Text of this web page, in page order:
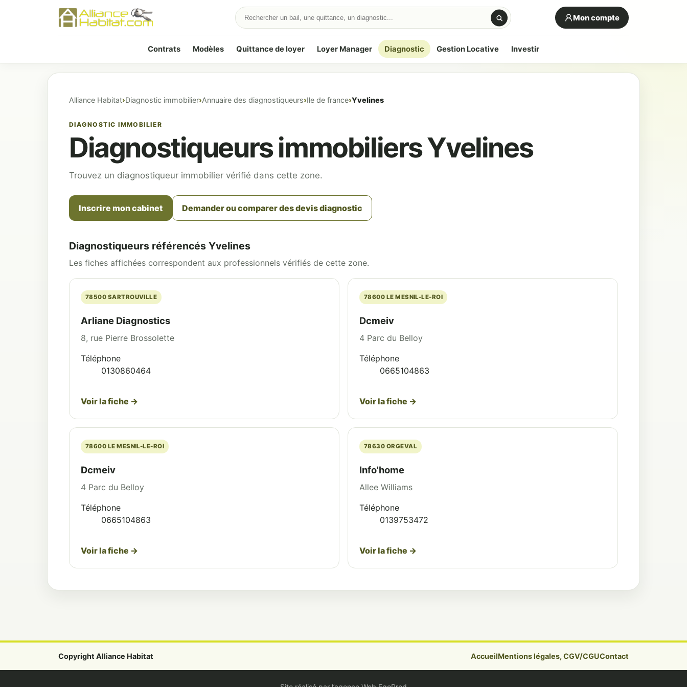
Mon compte
Contrats Modèles Quittance de loyer Loyer Manager Diagnostic Gestion Locative Investir
Alliance Habitat Diagnostic immobilier Annuaire des diagnostiqueurs Ile de france Yvelines
DIAGNOSTIC IMMOBILIER
Diagnostiqueurs immobiliers Yvelines
Trouvez un diagnostiqueur immobilier vérifié dans cette zone.
Inscrire mon cabinet Demander ou comparer des devis diagnostic
Diagnostiqueurs référencés Yvelines
Les fiches affichées correspondent aux professionnels vérifiés de cette zone.
78500 SARTROUVILLE
Arliane Diagnostics
8, rue Pierre Brossolette
Téléphone
0130860464
Voir la fiche →
78600 LE MESNIL-LE-ROI
Dcmeiv
4 Parc du Belloy
Téléphone
0665104863
Voir la fiche →
78600 LE MESNIL-LE-ROI
Dcmeiv
4 Parc du Belloy
Téléphone
0665104863
Voir la fiche →
78630 ORGEVAL
Info'home
Allee Williams
Téléphone
0139753472
Voir la fiche →
Copyright Alliance Habitat AccueilMentions légales, CGV/CGUContact